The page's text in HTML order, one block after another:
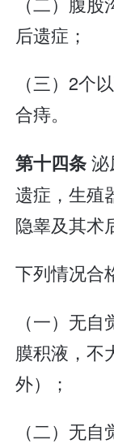
后遗症；
（三）2个
合痔。
第十四条泌
遗症，生殖
隐睾及其术
下列情况合
（一）无
膜积液，不
外）；
（二）无